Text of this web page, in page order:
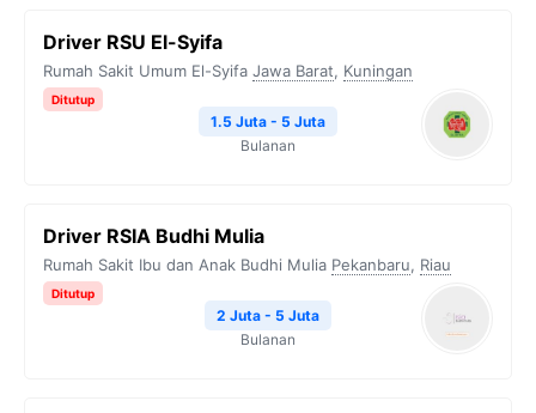
Driver RSU El-Syifa
Rumah Sakit Umum El-Syifa Jawa Barat, Kuningan
Ditutup
1.5 Juta - 5 Juta
Bulanan
Driver RSIA Budhi Mulia
Rumah Sakit Ibu dan Anak Budhi Mulia Pekanbaru, Riau
Ditutup
2 Juta - 5 Juta
Bulanan